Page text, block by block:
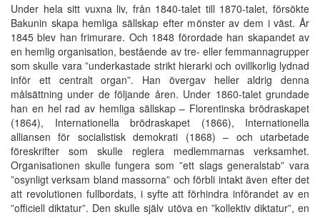
Under hela sitt vuxna liv, från 1840-talet till 1870-talet, försökte
Bakunin skapa hemliga sällskap efter mönster av dem i väst. År
1845 blev han frimurare. Och 1848 förordade han skapandet av
en hemlig organisation, bestående av tre- eller femmannagrupper
som skulle vara ”underkastade strikt hierarki och ovillkorlig lydnad
inför ett centralt organ”. Han övergav heller aldrig denna
målsättning under de följande åren. Under 1860-talet grundade
han en hel rad av hemliga sällskap – Florentinska brödraskapet
(1864), Internationella brödraskapet (1866), Internationella
alliansen för socialistisk demokrati (1868) – och utarbetade
föreskrifter som skulle reglera medlemmarnas verksamhet.
Organisationen skulle fungera som ”ett slags generalstab” vara
”osynligt verksam bland massorna” och förbli intakt även efter det
att revolutionen fullbordats, i syfte att förhindra införandet av en
”officiell diktatur”. Den skulle själv utöva en ”kollektiv diktatur”, en